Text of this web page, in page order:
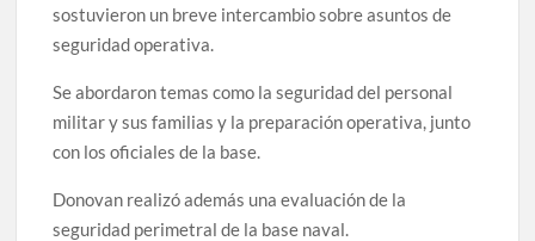
sostuvieron un breve intercambio sobre asuntos de
seguridad operativa.
Se abordaron temas como la seguridad del personal
militar y sus familias y la preparación operativa, junto
con los oficiales de la base.
Donovan realizó además una evaluación de la
seguridad perimetral de la base naval.